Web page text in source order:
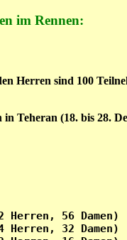
im Rennen:
Herren sind 100
Teheran (18. bis 28.
Eröffnung
56 Damen)
32 Damen)